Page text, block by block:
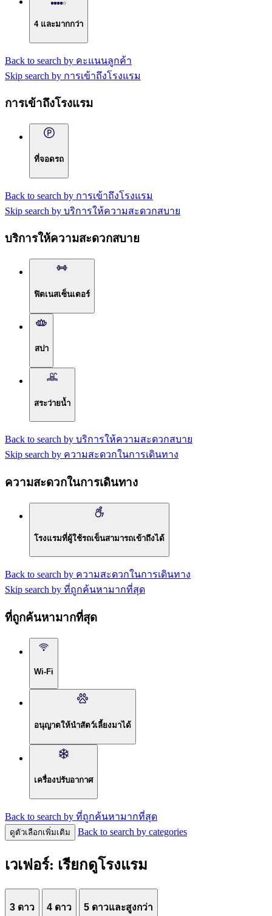
4 และมากกว่า
Back to search by คะแนนลูกค้า
Skip search by การเข้าถึงโรงแรม
การเข้าถึงโรงแรม
ที่จอดรถ
Back to search by การเข้าถึงโรงแรม
Skip search by บริการให้ความสะดวกสบาย
บริการให้ความสะดวกสบาย
ฟิตเนสเซ็นเตอร์
สปา
สระว่ายน้ำ
Back to search by บริการให้ความสะดวกสบาย
Skip search by ความสะดวกในการเดินทาง
ความสะดวกในการเดินทาง
โรงแรมที่ผู้ใช้รถเข็นสามารถเข้าถึงได้
Back to search by ความสะดวกในการเดินทาง
Skip search by ที่ถูกค้นหามากที่สุด
ที่ถูกค้นหามากที่สุด
Wi-Fi
อนุญาตให้นำสัตว์เลี้ยงมาได้
เครื่องปรับอากาศ
Back to search by ที่ถูกค้นหามากที่สุด
ดูตัวเลือกเพิ่มเติม Back to search by categories
เวเฟอร์: เรียกดูโรงแรม
3 ดาว 4 ดาว 5 ดาวและสูงกว่า